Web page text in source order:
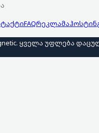
FAQრეკლამა
. ყველა უფლება